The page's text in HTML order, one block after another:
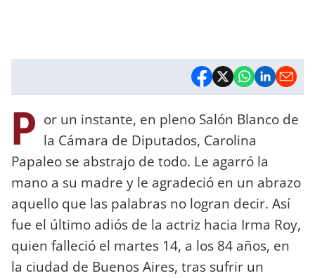
P or un instante, en pleno Salón Blanco de
la Cámara de Diputados, Carolina
Papaleo se abstrajo de todo. Le agarró la
mano a su madre y le agradeció en un abrazo
aquello que las palabras no logran decir. Así
fue el último adiós de la actriz hacia Irma Roy,
quien falleció el martes 14, a los 84 años, en
la ciudad de Buenos Aires, tras sufrir un